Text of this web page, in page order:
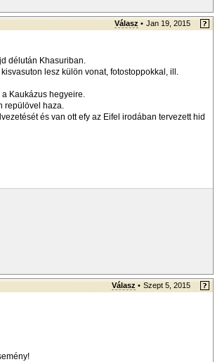
Válasz • Jan 19, 2015
délután Khasuriban.
lesz külön vonat, fotostoppokkal, ill.
Kaukázus hegyeire.
repülövel haza.
és van ott efy az Eifel irodában tervezett hid
Válasz • Szept 5, 2015